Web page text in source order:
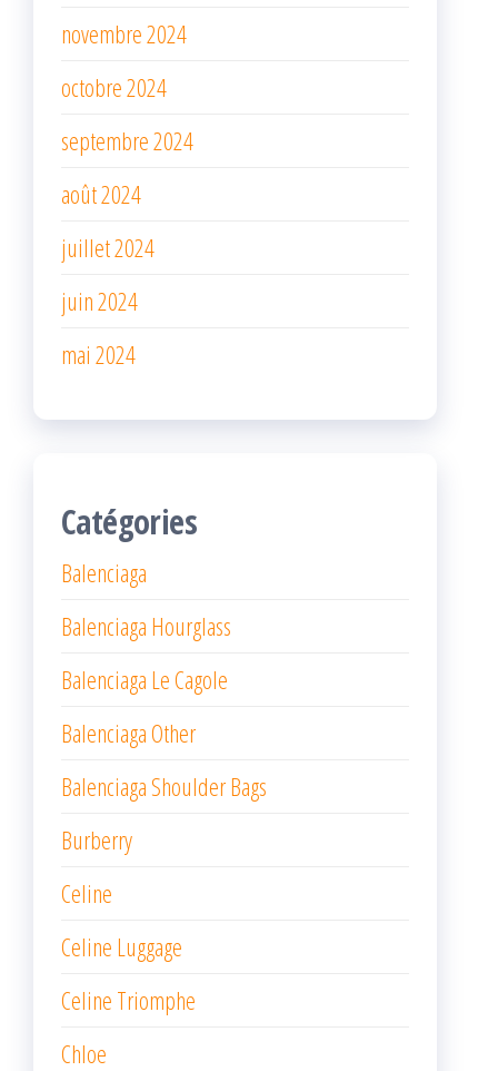
novembre 2024
octobre 2024
septembre 2024
août 2024
juillet 2024
juin 2024
mai 2024
Catégories
Balenciaga
Balenciaga Hourglass
Balenciaga Le Cagole
Balenciaga Other
Balenciaga Shoulder Bags
Burberry
Celine
Celine Luggage
Celine Triomphe
Chloe